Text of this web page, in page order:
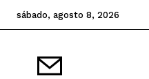
sábado, agosto 8, 2026